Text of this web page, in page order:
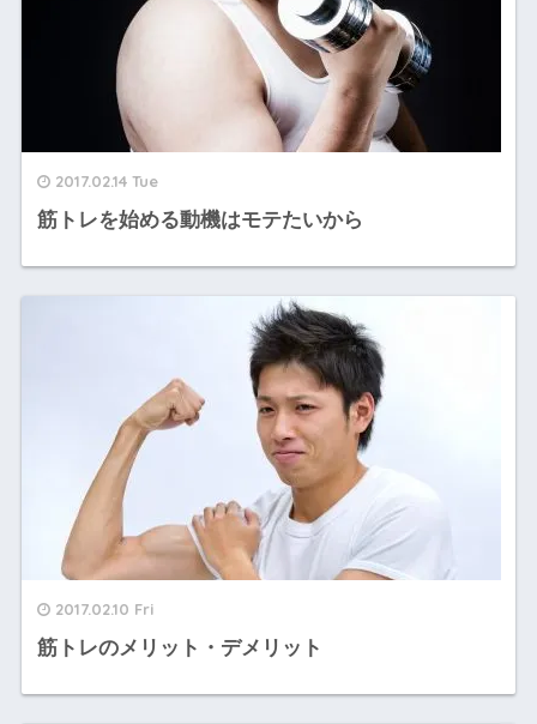
2017.02.14 Tue
筋トレを始める動機はモテたいから
2017.02.10 Fri
筋トレのメリット・デメリット